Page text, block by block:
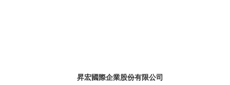
昇宏國際企業股份有限公司